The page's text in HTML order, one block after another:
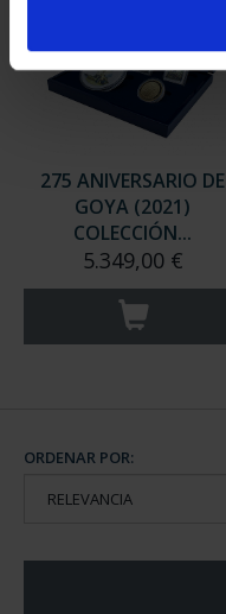
275 ANIVERSARIO DE
GOYA (2021)
COLECCIÓN...
5.349,00 €
ORDENAR POR: